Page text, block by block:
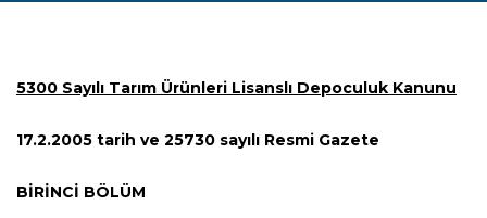
5300 Sayılı Tarım Ürünleri Lisanslı Depoculuk Kanunu
17.2.2005 tarih ve 25730 sayılı Resmi Gazete
BİRİNCİ BÖLÜM